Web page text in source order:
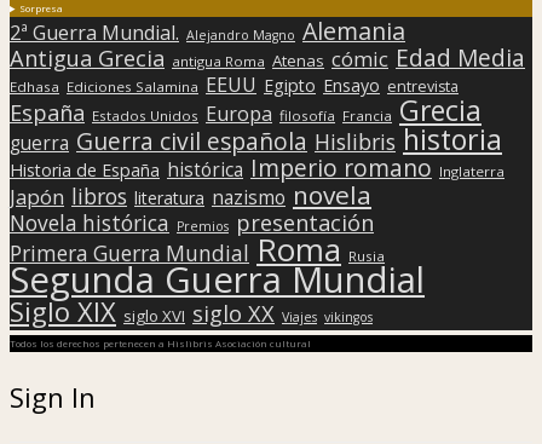
Sorpresa
2ª Guerra Mundial. Alejandro Magno Alemania
Antigua Grecia antigua Roma Atenas cómic Edad Media
Edhasa Ediciones Salamina EEUU Egipto Ensayo entrevista
España Estados Unidos Europa filosofía Francia Grecia
guerra Guerra civil española Hislibris historia
Historia de España histórica Imperio romano Inglaterra
Japón libros literatura nazismo novela
Novela histórica Premios presentación
Primera Guerra Mundial Roma Rusia
Segunda Guerra Mundial
Siglo XIX siglo XVI siglo XX Viajes vikingos
Todos los derechos pertenecen a Hislibris Asociación cultural
Sign In